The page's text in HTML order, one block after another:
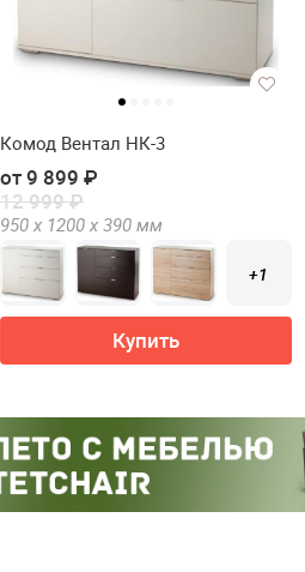
Комод Вентал НК-3
от 9 899 ₽
12 999 ₽
950 х 1200 х 390 мм
+1
Купить